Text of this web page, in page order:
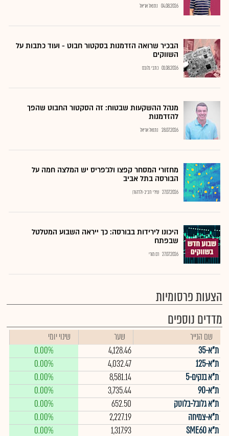
04.08.2026 נתנאל אריאל
הבכיר שרואה הזדמנות בסקטור חבוט - ועוד כתבות על
השווקים
01.08.2026 כתבי גלובס
מנהל ההשקעות שבטוח: זה הסקטור החבוט שהפך
להזדמנות
28.07.2026 נתנאל אריאל
מחזורי המסחר קפצו ולג'פריס יש המלצה חמה על
הבורסה בתל אביב
27.07.2026 שירי חביב-ולדהורן
היכונו לירידות בבורסה: כך ייראה השבוע המטלטל
שבפתח
27.07.2026 רם מורי
הצעות פרסומיות
מדדים נוספים
שם הנייר שער
שינוי יומי
ת"א-35
4,128.46
0.00%
ת"א-125
4,032.47
0.00%
ת"א בנקים-5
8,581.14
0.00%
ת"א-90
3,735.44
0.00%
ת"א גלובל-בלוטק
652.50
0.00%
ת"א-צמיחה
2,227.19
0.00%
ת"א SME60
1,317.93
0.00%